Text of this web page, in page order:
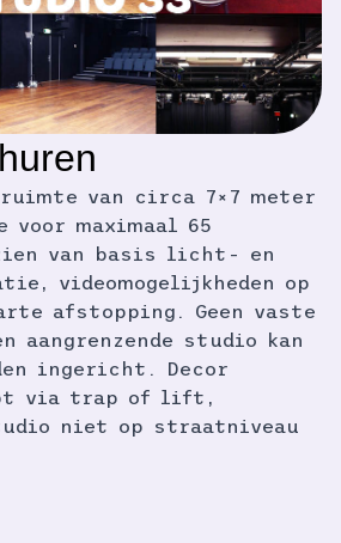
van circa 7×7 meter
voor maximaal 65
van basis licht- en
videomogelijkheden op
afstopping. Geen vaste
aangrenzende studio kan
ingericht. Decor
via trap of lift,
niet op straatniveau